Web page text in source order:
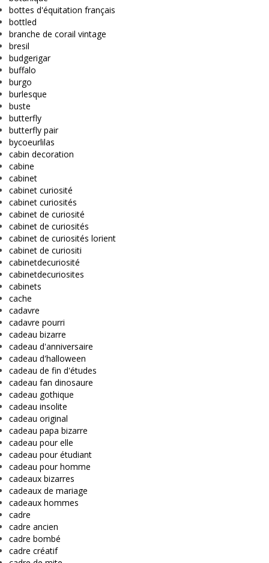
bottes d'équitation français
bottled
branche de corail vintage
bresil
budgerigar
buffalo
burgo
burlesque
buste
butterfly
butterfly pair
bycoeurlilas
cabin decoration
cabine
cabinet
cabinet curiosité
cabinet curiosités
cabinet de curiosité
cabinet de curiosités
cabinet de curiosités lorient
cabinet de curiositi
cabinetdecuriosité
cabinetdecuriosites
cabinets
cache
cadavre
cadavre pourri
cadeau bizarre
cadeau d'anniversaire
cadeau d'halloween
cadeau de fin d'études
cadeau fan dinosaure
cadeau gothique
cadeau insolite
cadeau original
cadeau papa bizarre
cadeau pour elle
cadeau pour étudiant
cadeau pour homme
cadeaux bizarres
cadeaux de mariage
cadeaux hommes
cadre
cadre ancien
cadre bombé
cadre créatif